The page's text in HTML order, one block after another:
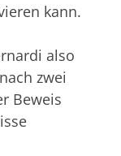
kann.
also
zwei
Beweis